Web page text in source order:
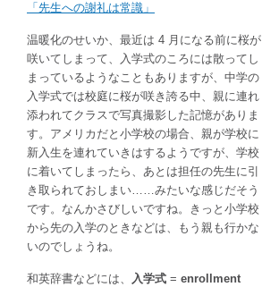
「先生への謝礼は常識」
温暖化のせいか、最近は 4 月になる前に桜が
咲いてしまって、入学式のころには散ってし
まっているようなこともありますが、中学の
入学式では校庭に桜が咲き誇る中、親に連れ
添われてクラスで写真撮影した記憶がありま
す。アメリカだと小学校の場合、親が学校に
新入生を連れていきはするようですが、学校
に着いてしまったら、あとは担任の先生に引
き取られておしまい……みたいな感じだそう
です。なんかさびしいですね。きっと小学校
から先の入学のときなどは、もう親も行かな
いのでしょうね。
和英辞書などには、 入学式 = enrollment